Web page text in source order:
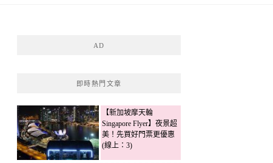
AD
即時熱門文章
【新加坡摩天輪
Singapore Flyer】夜景超
美！先買好門票更優惠
(線上：3)